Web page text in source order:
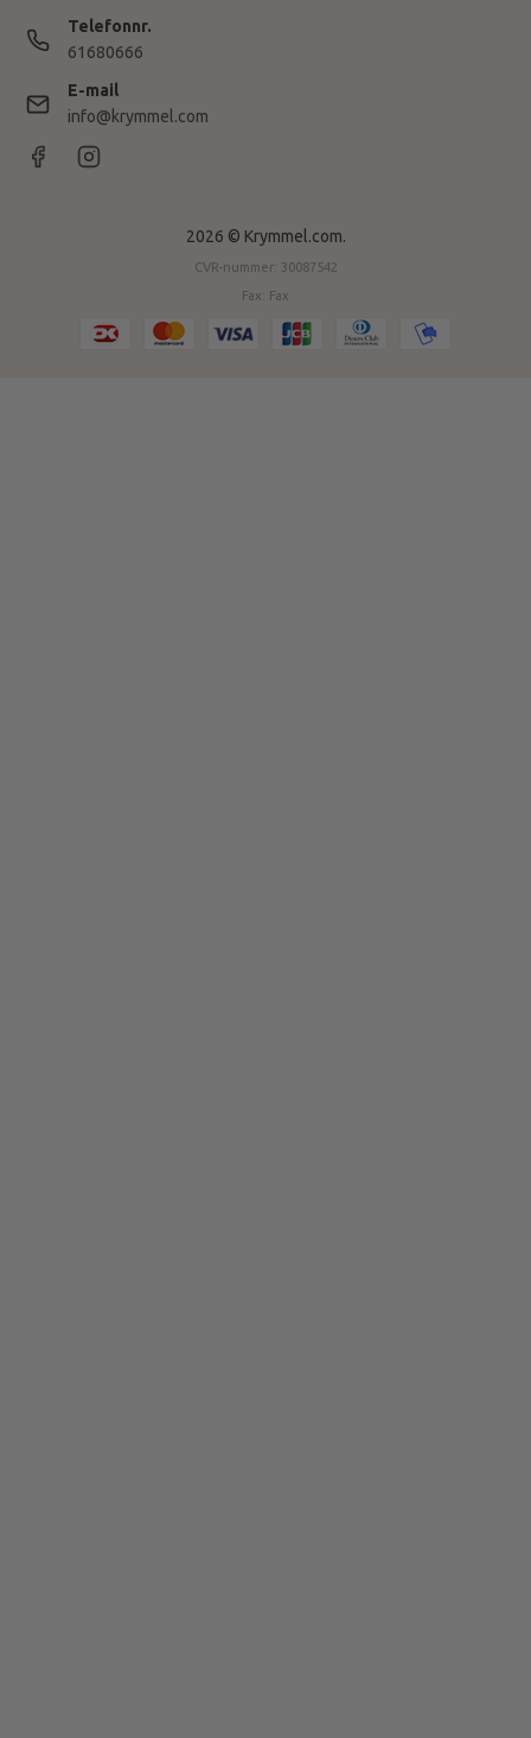
Telefonnr.
61680666
E-mail
info@krymmel.com
2026 © Krymmel.com.
CVR-nummer: 30087542
Fax: Fax